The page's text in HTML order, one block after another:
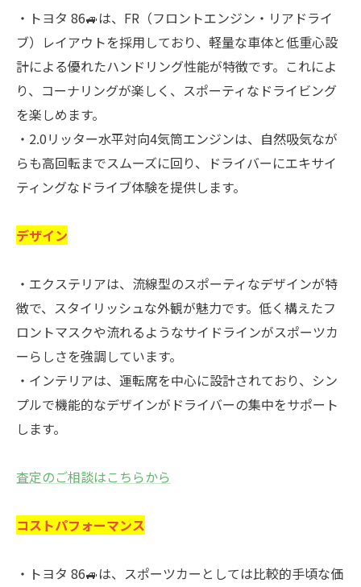
・トヨタ 86🚙は、FR（フロントエンジン・リアドライ
ブ）レイアウトを採用しており、軽量な車体と低重心設
計による優れたハンドリング性能が特徴です。これによ
り、コーナリングが楽しく、スポーティなドライビング
を楽しめます。
・2.0リッター水平対向4気筒エンジンは、自然吸気なが
らも高回転までスムーズに回り、ドライバーにエキサイ
ティングなドライブ体験を提供します。
デザイン
・エクステリアは、流線型のスポーティなデザインが特
徴で、スタイリッシュな外観が魅力です。低く構えたフ
ロントマスクや流れるようなサイドラインがスポーツカ
ーらしさを強調しています。
・インテリアは、運転席を中心に設計されており、シン
プルで機能的なデザインがドライバーの集中をサポート
します。
査定のご相談はこちらから
コストパフォーマンス
・トヨタ 86🚙は、スポーツカーとしては比較的手頃な価